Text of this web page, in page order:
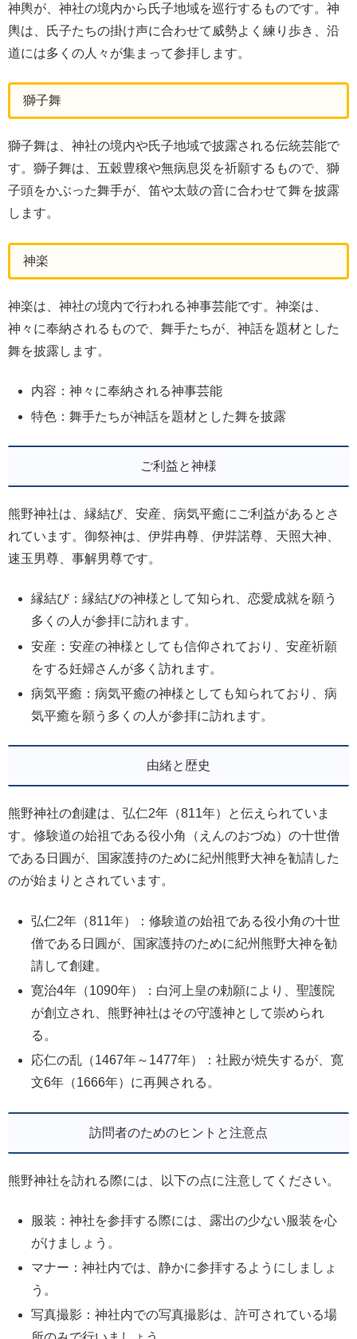
神輿が、神社の境内から氏子地域を巡行するものです。神
輿は、氏子たちの掛け声に合わせて威勢よく練り歩き、沿
道には多くの人々が集まって参拝します。
獅子舞
獅子舞は、神社の境内や氏子地域で披露される伝統芸能で
す。獅子舞は、五穀豊穣や無病息災を祈願するもので、獅
子頭をかぶった舞手が、笛や太鼓の音に合わせて舞を披露
します。
神楽
神楽は、神社の境内で行われる神事芸能です。神楽は、
神々に奉納されるもので、舞手たちが、神話を題材とした
舞を披露します。
内容：神々に奉納される神事芸能
特色：舞手たちが神話を題材とした舞を披露
ご利益と神様
熊野神社は、縁結び、安産、病気平癒にご利益があるとさ
れています。御祭神は、伊弉冉尊、伊弉諾尊、天照大神、
速玉男尊、事解男尊です。
縁結び：縁結びの神様として知られ、恋愛成就を願う
多くの人が参拝に訪れます。
安産：安産の神様としても信仰されており、安産祈願
をする妊婦さんが多く訪れます。
病気平癒：病気平癒の神様としても知られており、病
気平癒を願う多くの人が参拝に訪れます。
由緒と歴史
熊野神社の創建は、弘仁2年（811年）と伝えられていま
す。修験道の始祖である役小角（えんのおづぬ）の十世僧
である日圓が、国家護持のために紀州熊野大神を勧請した
のが始まりとされています。
弘仁2年（811年）：修験道の始祖である役小角の十世
僧である日圓が、国家護持のために紀州熊野大神を勧
請して創建。
寛治4年（1090年）：白河上皇の勅願により、聖護院
が創立され、熊野神社はその守護神として崇められ
る。
応仁の乱（1467年～1477年）：社殿が焼失するが、寛
文6年（1666年）に再興される。
訪問者のためのヒントと注意点
熊野神社を訪れる際には、以下の点に注意してください。
服装：神社を参拝する際には、露出の少ない服装を心
がけましょう。
マナー：神社内では、静かに参拝するようにしましょ
う。
写真撮影：神社内での写真撮影は、許可されている場